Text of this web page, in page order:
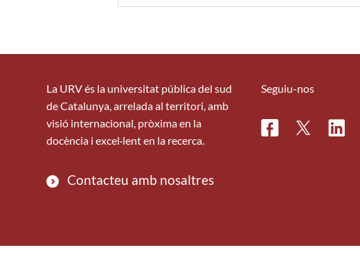
La URV és la universitat pública del sud
de Catalunya, arrelada al territori, amb
visió internacional, pròxima en la
docència i excel·lent en la recerca.
Contacteu amb nosaltres
Seguiu-nos
FacebookTwitter